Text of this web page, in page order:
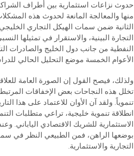
حدوث نزاعات استثمارية بين أطراف
منها والمعالجة المانعة لحدوث هذه
الثانية ضمن سمات الهيكل التجاري
التجارة البينية، والاستقرار في تمثيلها
النفطية من جانب دول الخليج والصادرات
الأعوام الخمسة موضع التحليل الحالي
ولذلك، فيصح القول إن الصورة العامة
تخلل هذه النجاحات بعض الإخفاقات المرتبطة
تنموياً. ولقد آن الأوان للاعتماد على هذا
انطلاقة تنموية خليجية، تراعي متطلبات
الاستثمارية للشريك الاقتصادي الياباني.
بوضعها الراهن، فمن الطبيعي النظر في
التجارية والاستثمارية.